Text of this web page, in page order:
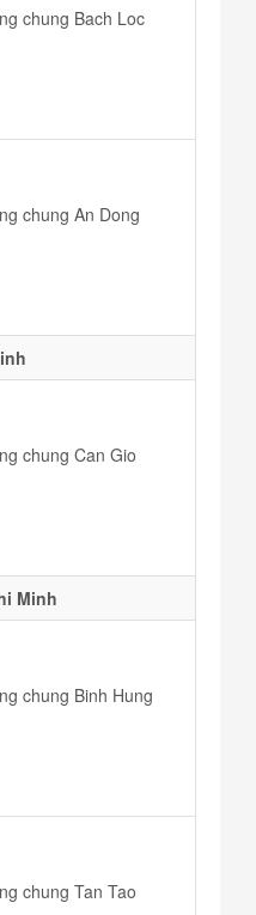
chung Bach Loc
chung An Dong
chung Can Gio
Minh
chung Binh Hung
chung Tan Tao